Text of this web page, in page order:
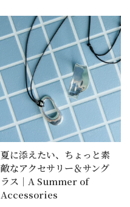
夏に添えたい、ちょっと素
敵なアクセサリー＆サング
ラス｜A Summer of
Accessories